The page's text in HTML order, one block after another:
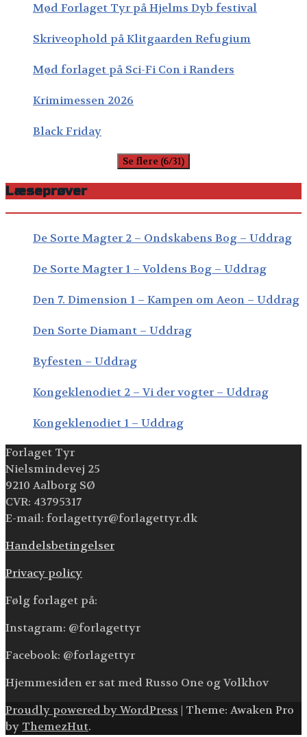
Mød Forlaget Tyr på Hjelms Dyb festival
Skriveophold på Klitgaarden Refugium
Mød forlaget på Sci-Fi Con i Randers
Krimimessen 2026
Black Friday
Se flere (6/31)
Læseprøver
De Sorte Magter 2 – Ondskabens Bog – Uddrag
De Sorte Magter 1 – Voldens Bog – Uddrag
Den 7. Dimension 1 – Kampen om Aeon – Uddrag
Den Sorte Diamant – Uddrag
Byfesten – Uddrag
Kongeklenodiet 2 – Vi der vogter – Uddrag
Kongeklenodiet 1 – Uddrag
Forlaget Tyr
Nielsmindevej 25
9210 Aalborg SØ
CVR: 43795317
E-mail: forlagettyr@forlagettyr.dk
Handelsbetingelser
Privacy policy
Følg forlaget på:
Instagram: @forlagettyr
Facebook: @forlagettyr
Hjemmesiden er sat med Russo One og Volkhov
Proudly powered by WordPress | Theme: Awaken Pro
by ThemezHut.